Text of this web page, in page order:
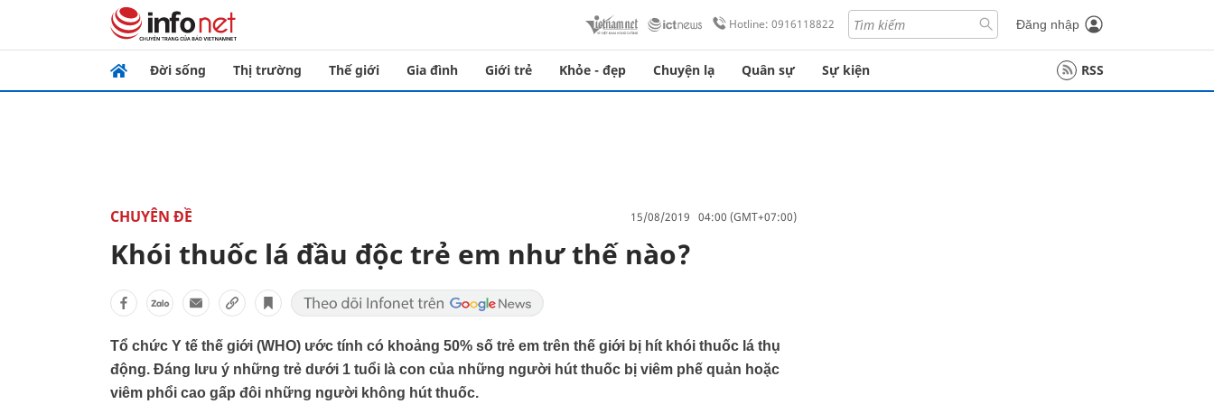
Hotline: 0916118822 Đăng nhập
Đời sống Thị trường Thế giới Gia đình Giới trẻ Khỏe - đẹp Chuyện lạ Quân sự Sự kiện RSS
CHUYÊN ĐỀ 15/08/2019 04:00 (GMT+07:00)
Khói thuốc lá đầu độc trẻ em như thế nào?
Tổ chức Y tế thế giới (WHO) ước tính có khoảng 50% số trẻ em trên thế giới bị hít khói thuốc lá thụ
động. Đáng lưu ý những trẻ dưới 1 tuổi là con của những người hút thuốc bị viêm phế quản hoặc
viêm phổi cao gấp đôi những người không hút thuốc.